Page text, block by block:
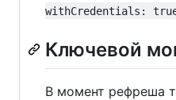
withCredentials:
Ключевой
В момент рефреша